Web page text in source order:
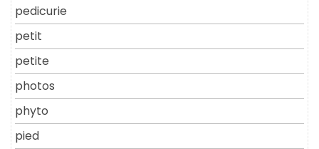
pedicurie
petit
petite
photos
phyto
pied